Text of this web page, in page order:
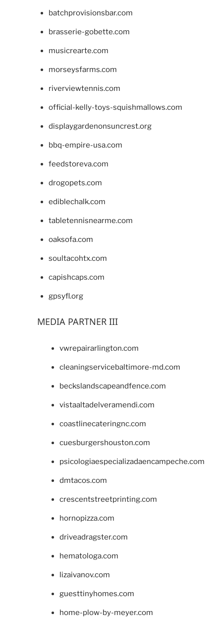
batchprovisionsbar.com
brasserie-gobette.com
musicrearte.com
morseysfarms.com
riverviewtennis.com
official-kelly-toys-squishmallows.com
displaygardenonsuncrest.org
bbq-empire-usa.com
feedstoreva.com
drogopets.com
ediblechalk.com
tabletennisnearme.com
oaksofa.com
soultacohtx.com
capishcaps.com
gpsyfl.org
MEDIA PARTNER III
vwrepairarlington.com
cleaningservicebaltimore-md.com
beckslandscapeandfence.com
vistaaltadelveramendi.com
coastlinecateringnc.com
cuesburgershouston.com
psicologiaespecializadaencampeche.com
dmtacos.com
crescentstreetprinting.com
hornopizza.com
driveadragster.com
hematologa.com
lizaivanov.com
guesttinyhomes.com
home-plow-by-meyer.com